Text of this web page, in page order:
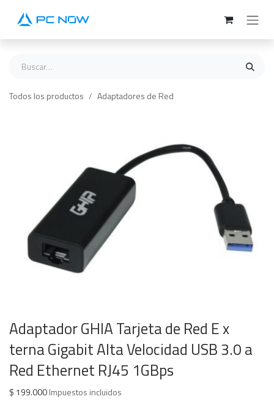
Todos los productos Adaptadores de Red
Adaptador GHIA Tarjeta de Red E x
terna Gigabit Alta Velocidad USB 3.0 a
Red Ethernet RJ45 1GBps
$ 199.000Impuestos incluidos